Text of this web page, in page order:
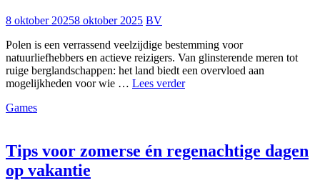
8 oktober 20258 oktober 2025 BV
Polen is een verrassend veelzijdige bestemming voor
natuurliefhebbers en actieve reizigers. Van glinsterende meren tot
ruige berglandschappen: het land biedt een overvloed aan
mogelijkheden voor wie … Lees verderAvonturen
Games
Tips voor zomerse én regenachtige dagen
op vakantie